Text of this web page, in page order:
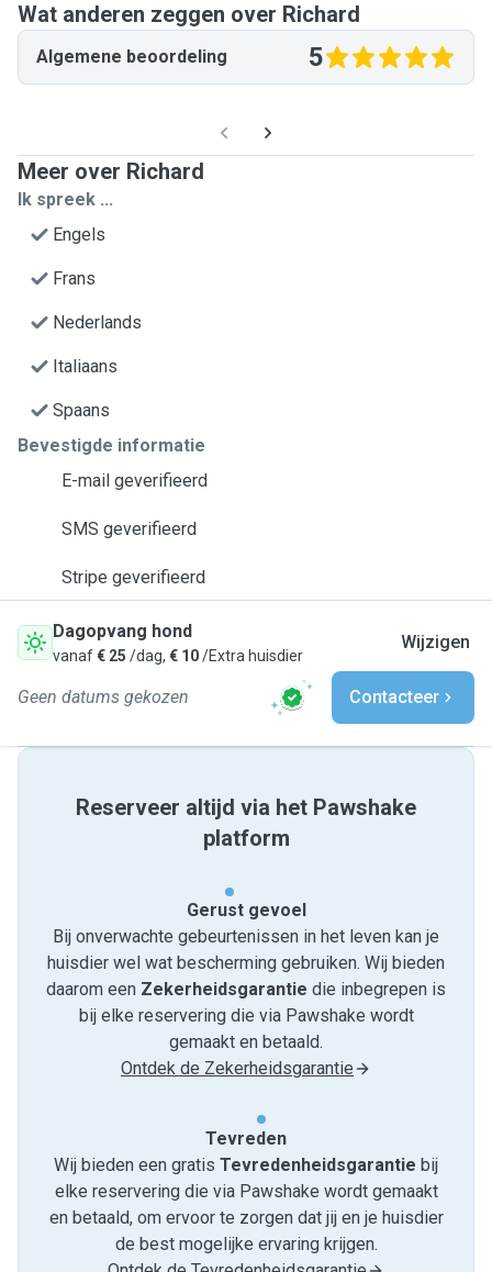
Wat anderen zeggen over Richard
Algemene beoordeling 5
Meer over Richard
Ik spreek ...
Engels
Frans
Nederlands
Italiaans
Spaans
Bevestigde informatie
E-mail geverifieerd
SMS geverifieerd
Stripe geverifieerd
Dagopvang hond
vanaf€ 25 /dag, € 10/Extra huisdier
Wijzigen
Geen datums gekozen Contacteer
Reserveer altijd via het Pawshake
platform
Gerust gevoel
Bij onverwachte gebeurtenissen in het leven kan je
huisdier wel wat bescherming gebruiken. Wij bieden
daarom een Zekerheidsgarantie die inbegrepen is
bij elke reservering die via Pawshake wordt
gemaakt en betaald.
Ontdek de Zekerheidsgarantie
Tevreden
Wij bieden een gratis Tevredenheids­garantie bij
elke reservering die via Pawshake wordt gemaakt
en betaald, om ervoor te zorgen dat jij en je huisdier
de best mogelijke ervaring krijgen.